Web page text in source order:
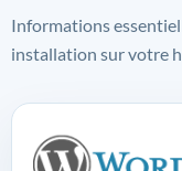
Informations
installation sur votre